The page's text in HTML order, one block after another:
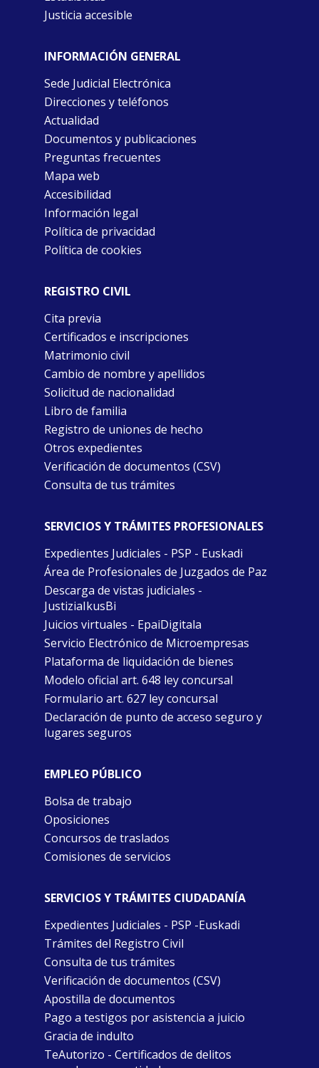
Justicia accesible
INFORMACIÓN GENERAL
Sede Judicial Electrónica
Direcciones y teléfonos
Actualidad
Documentos y publicaciones
Preguntas frecuentes
Mapa web
Accesibilidad
Información legal
Política de privacidad
Política de cookies
REGISTRO CIVIL
Cita previa
Certificados e inscripciones
Matrimonio civil
Cambio de nombre y apellidos
Solicitud de nacionalidad
Libro de familia
Registro de uniones de hecho
Otros expedientes
Verificación de documentos (CSV)
Consulta de tus trámites
SERVICIOS Y TRÁMITES PROFESIONALES
Expedientes Judiciales - PSP - Euskadi
Área de Profesionales de Juzgados de Paz
Descarga de vistas judiciales -
JustiziaIkusBi
Juicios virtuales - EpaiDigitala
Servicio Electrónico de Microempresas
Plataforma de liquidación de bienes
Modelo oficial art. 648 ley concursal
Formulario art. 627 ley concursal
Declaración de punto de acceso seguro y
lugares seguros
EMPLEO PÚBLICO
Bolsa de trabajo
Oposiciones
Concursos de traslados
Comisiones de servicios
SERVICIOS Y TRÁMITES CIUDADANÍA
Expedientes Judiciales - PSP -Euskadi
Trámites del Registro Civil
Consulta de tus trámites
Verificación de documentos (CSV)
Apostilla de documentos
Pago a testigos por asistencia a juicio
Gracia de indulto
TeAutorizo - Certificados de delitos